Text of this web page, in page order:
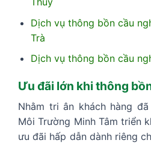
Dịch vụ thông bồn cầu
Trà
Dịch vụ thông bồn cầu
Ưu đãi lớn khi thông
Nhằm tri ân khách hàng
Môi Trường Minh Tâm triển
ưu đãi hấp dẫn dành riêng